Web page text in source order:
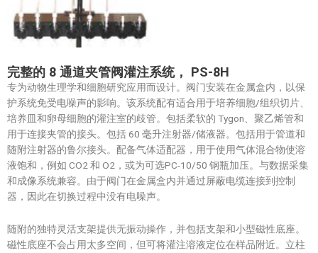
完整的 8 通道夹管阀灌注系统， PS-8H
专为动物生理学和细胞研究应用而设计。阀门安装在金属盒内，以保
护系统免受电噪声的影响。该系统配有适合用于培养细胞/组织切片、
培养皿和卵母细胞的灌注室的歧管。包括柔软的 Tygon、聚乙烯管和
用于连接夹管的接头。包括 60 毫升注射器/储液器。包括用于管道和
随附注射器的鲁尔接头。配备气体适配器，用于使用气体混合物使溶
液饱和，例如 CO2 和 O2，或为可选PC-10/50 钢瓶加压。与数据采集
和成像系统兼容。由于阀门在金属盒内并通过屏蔽电缆连接到控制
器，因此在切换过程中没有电噪声。
随附的独特灵活支架提供无振动操作，并包括支架和小型磁性底座。
磁性底座不会占用太多空间，但可将灌注溶液定位在样品附近。立柱